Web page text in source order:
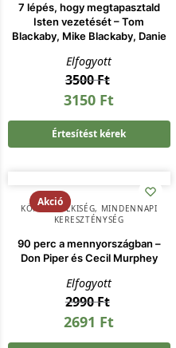
7 lépés, hogy megtapasztald
Isten vezetését – Tom
Blackaby, Mike Blackaby, Danie
Elfogyott
3500Ft
3150 Ft
Értesítést kérek
Akció
KÖNYV,LELKISÉG, MINDENNAPI
KERESZTÉNYSÉG
90 perc a mennyországban –
Don Piper és Cecil Murphey
Elfogyott
2990Ft
2691 Ft